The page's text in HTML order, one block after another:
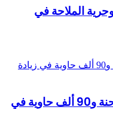
الملاحة في
ميناء جدة يتعامل مع 100 ألف شاحنة و90 ألف حاوية في